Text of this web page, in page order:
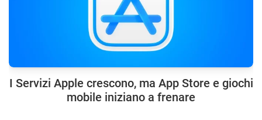
I Servizi Apple crescono, ma App Store e giochi
mobile iniziano a frenare